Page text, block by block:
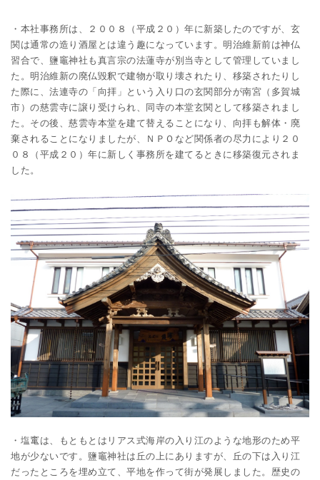
・本社事務所は、２００８（平成２０）年に新築したのですが、玄
関は通常の造り酒屋とは違う趣になっています。明治維新前は神仏
習合で、鹽竈神社も真言宗の法蓮寺が別当寺として管理していまし
た。明治維新の廃仏毀釈で建物が取り壊されたり、移築されたりし
た際に、法連寺の「向拝」という入り口の玄関部分が南宮（多賀城
市）の慈雲寺に譲り受けられ、同寺の本堂玄関として移築されまし
た。その後、慈雲寺本堂を建て替えることになり、向拝も解体・廃
棄されることになりましたが、ＮＰＯなど関係者の尽力により２０
０８（平成２０）年に新しく事務所を建てるときに移築復元されま
した。
・塩竃は、もともとはリアス式海岸の入り江のような地形のため平
地が少ないです。鹽竈神社は丘の上にありますが、丘の下は入り江
だったところを埋め立て、平地を作って街が発展しました。歴史の